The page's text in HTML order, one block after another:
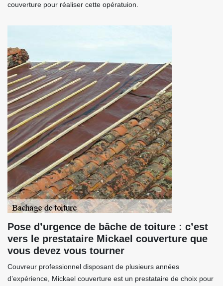
couverture pour réaliser cette opératuion.
Pose d’urgence de bâche de toiture : c’est
vers le prestataire Mickael couverture que
vous devez vous tourner
Couvreur professionnel disposant de plusieurs années
d’expérience, Mickael couverture est un prestataire de choix pour